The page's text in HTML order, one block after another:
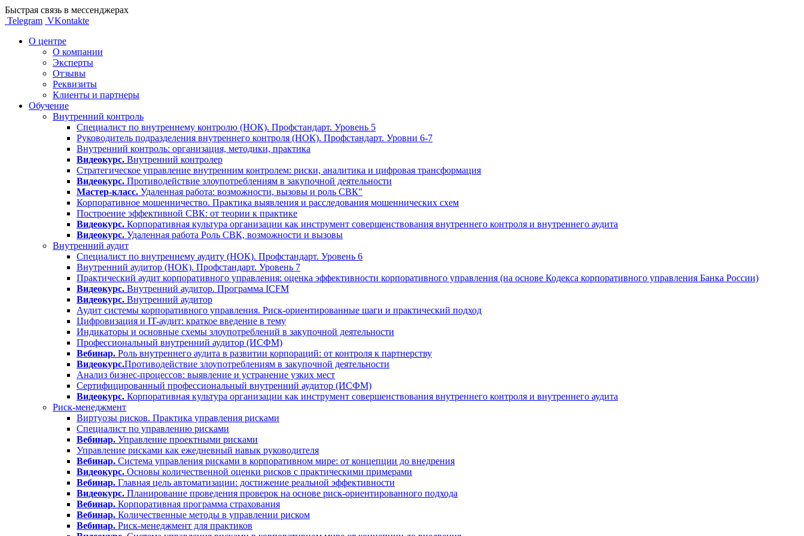
Быстрая связь в мессенджерах
Telegram VKontakte
О центре
О компании
Эксперты
Отзывы
Реквизиты
Клиенты и партнеры
Обучение
Внутренний контроль
Специалист по внутреннему контролю (НОК). Профстандарт. Уровень 5
Руководитель подразделения внутреннего контроля (НОК). Профстандарт. Уровни 6-7
Внутренний контроль: организация, методики, практика
Видеокурс. Внутренний контролер
Стратегическое управление внутренним контролем: риски, аналитика и цифровая трансформация
Видеокурс. Противодействие злоупотреблениям в закупочной деятельности
Мастер-класс. Удаленная работа: возможности, вызовы и роль СВК"
Корпоративное мошенничество. Практика выявления и расследования мошеннических схем
Построение эффективной СВК: от теории к практике
Видеокурс. Корпоративная культура организации как инструмент совершенствования внутреннего контроля и внутреннего аудита
Видеокурс. Удаленная работа Роль СВК, возможности и вызовы
Внутренний аудит
Специалист по внутреннему аудиту (НОК). Профстандарт. Уровень 6
Внутренний аудитор (НОК). Профстандарт. Уровень 7
Практический аудит корпоративного управления: оценка эффективности корпоративного управления (на основе Кодекса корпоративного управления Банка России)
Видеокурс. Внутренний аудитор. Программа ICFM
Видеокурс. Внутренний аудитор
Аудит системы корпоративного управления. Риск-ориентированные шаги и практический подход
Цифровизация и IT-аудит: краткое введение в тему
Индикаторы и основные схемы злоупотреблений в закупочной деятельности
Профессиональный внутренний аудитор (ИСФМ)
Вебинар. Роль внутреннего аудита в развитии корпораций: от контроля к партнерству
Видеокурс.Противодействие злоупотреблениям в закупочной деятельности
Анализ бизнес-процессов: выявление и устранение узких мест
Сертифицированный профессиональный внутренний аудитор (ИСФМ)
Видеокурс. Корпоративная культура организации как инструмент совершенствования внутреннего контроля и внутреннего аудита
Риск-менеджмент
Виртуозы рисков. Практика управления рисками
Специалист по управлению рисками
Вебинар. Управление проектными рисками
Управление рисками как ежедневный навык руководителя
Вебинар. Система управления рисками в корпоративном мире: от концепции до внедрения
Видеокурс. Основы количественной оценки рисков с практическими примерами
Вебинар. Главная цель автоматизации: достижение реальной эффективности
Видеокурс. Планирование проведения проверок на основе риск-ориентированного подхода
Вебинар. Корпоративная программа страхования
Вебинар. Количественные методы в управлении риском
Вебинар. Риск-менеджмент для практиков